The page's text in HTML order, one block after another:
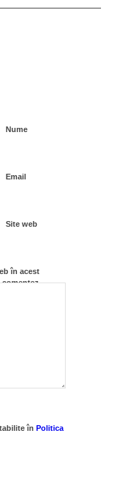
Nume
Email
Site web
în acest
comentez.
înPolitica